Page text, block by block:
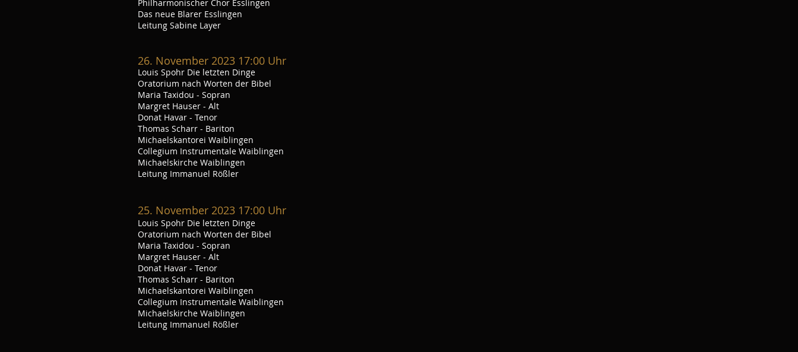
Philharmonischer Chor Esslingen
Das neue Blarer Esslingen
Leitung Sabine Layer
26. November 2023 17:00 Uhr
Louis Spohr Die letzten Dinge
Oratorium nach Worten der Bibel
Maria Taxidou - Sopran
Margret Hauser - Alt
Donat Havar - Tenor
Thomas Scharr - Bariton
Michaelskantorei Waiblingen
Collegium Instrumentale Waiblingen
Michaelskirche Waiblingen
Leitung Immanuel Rößler
25. November 2023 17:00 Uhr
Louis Spohr Die letzten Dinge
Oratorium nach Worten der Bibel
Maria Taxidou - Sopran
Margret Hauser - Alt
Donat Havar - Tenor
Thomas Scharr - Bariton
Michaelskantorei Waiblingen
Collegium Instrumentale Waiblingen
Michaelskirche Waiblingen
Leitung Immanuel Rößler